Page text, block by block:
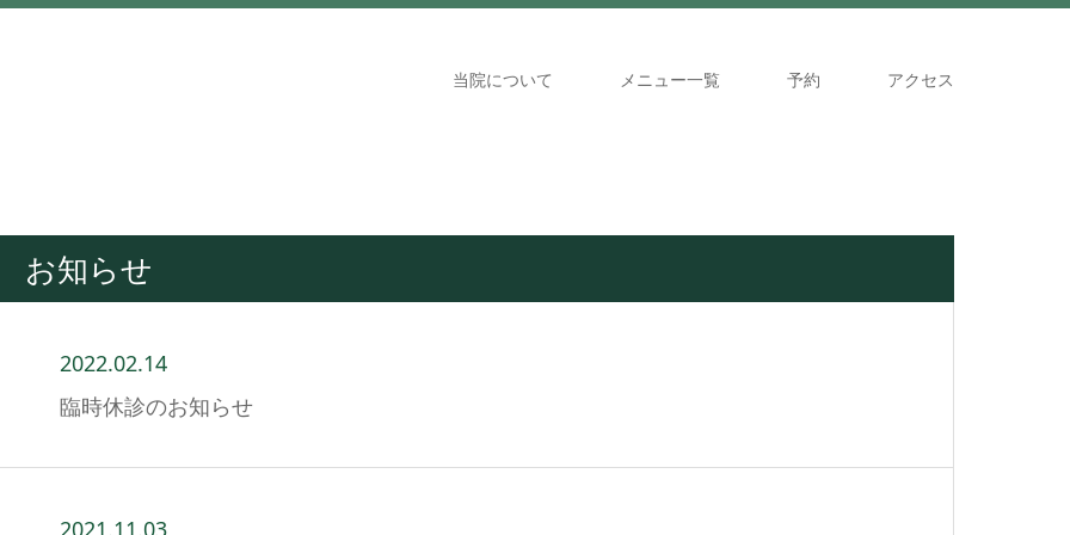
当院について メニュー一覧 予約 アクセス
お知らせ
2022.02.14
臨時休診のお知らせ
2021.11.03